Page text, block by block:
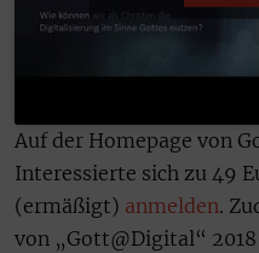
Auf der Homepage von
Interessierte sich zu 49
(ermäßigt) anmelden.
von „Gott@Digital“